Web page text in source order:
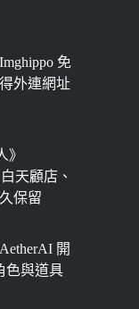
免
外連網址
》
天顧店、
保留
開
色與道具